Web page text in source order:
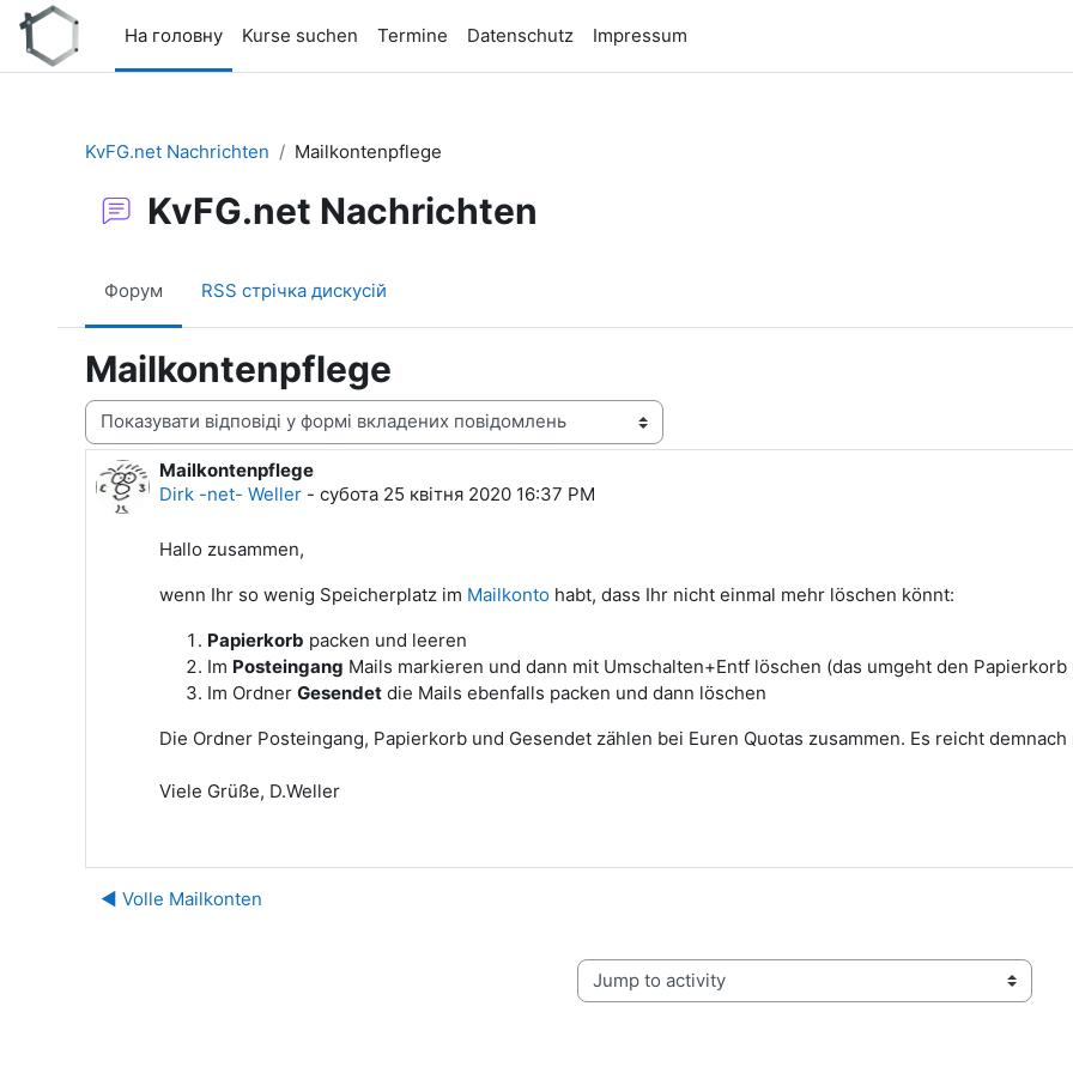
Перейти до головного вмісту
На головну
Kurse suchen Termine Datenschutz Impressum
KvFG.net Nachrichten
Mailkontenpflege
KvFG.net Nachrichten
Форум RSS стрічка дискусій
Mailkontenpflege
Тип показу
Mailkontenpflege
Dirk -net- Weller - субота 25 квітня 2020 16:37 PM
Кількість відповідей: 0
Hallo zusammen,
wenn Ihr so wenig Speicherplatz im Mailkonto habt, dass Ihr nicht einmal mehr löschen könnt:
Papierkorb packen und leeren
Im Posteingang Mails markieren und dann mit Umschalten+Entf löschen (das umgeht den
Im Ordner Gesendet die Mails ebenfalls packen und dann löschen
Die Ordner Posteingang, Papierkorb und Gesendet zählen bei Euren Quotas zusammen. Es reicht
Viele Grüße, D.Weller
◀︎ Volle Mailkonten
Jump to activity